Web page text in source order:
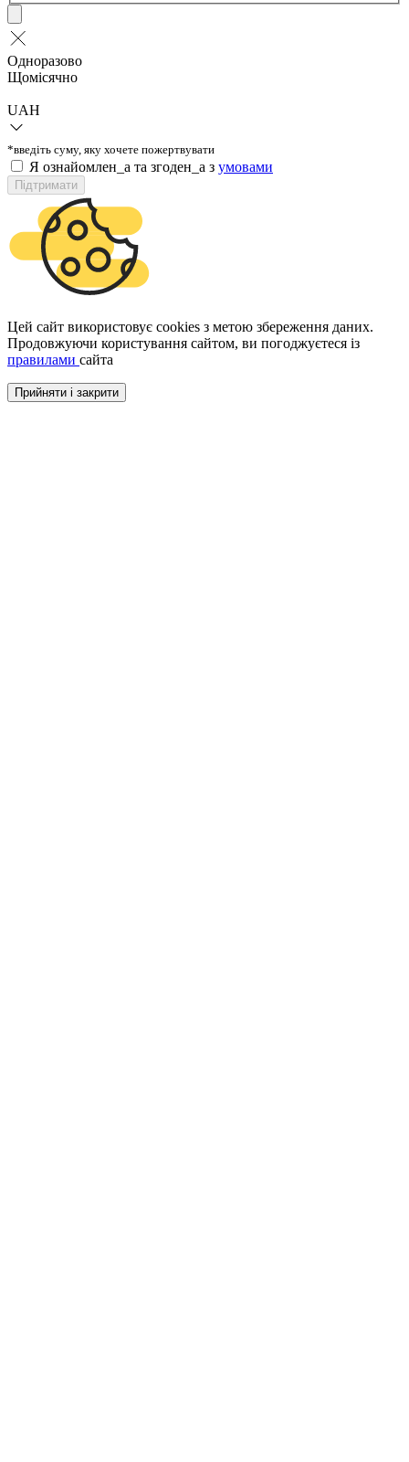
Одноразово
Щомісячно
UAH
*введіть суму, яку хочете пожертвувати
Я ознайомлен_а та згоден_а з умовами
Підтримати
Цей сайт використовує cookies з метою збереження даних.
Продовжуючи користування сайтом, ви погоджуєтеся із
правилами сайта
Прийняти і закрити